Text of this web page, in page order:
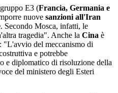
E3 (Francia, Germania e
nuove sanzioni all'Iran
. Secondo Mosca, infatti, le
tragedia". Anche la Cina è
: "L'avvio del meccanismo di
e potrebbe
e diplomatico di risoluzione della
del ministero degli Esteri